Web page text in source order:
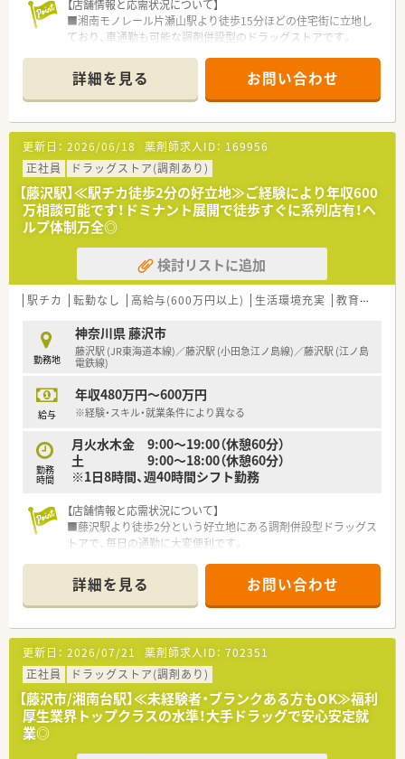
【店舗情報と応需状況について】
■湘南モノレール片瀬山駅より徒歩15分ほどの住宅街に立地し
ており、車通勤も可能な調剤併設型のドラッグストアです。
ら80枚の処方箋を応需しています。
■薬剤師は正社員3名、パート1名の計4名体制で、常時2名から3
名体制で業務にあたっています。
【法人特徴について】
■昭和31年の創業以来、湘南エリアを中心にドラッグストアと
調剤併設店を20店舗以上展開している地域密着の法人です。
■薬局を単なる薬の販売所ではなく、お客様の健康と美しさをサ
ポートする場所と位置づけて展開しています。
■各店舗のエリア特性をふまえた店舗展開をしており、駅前型か
ら住宅街立地まで多岐にわたります。
【こんな取り組みをしています】
■全薬剤師と調剤スタッフを対象に、調剤業務向上や新薬の知識
習得のための研修を毎月開催しています。
ど、実践的な教育制度が充実しています。
■お客様の健康と美しさのためのサポート役として、地域ととも
に歩むことを目指しています。
【やりがい/おすすめポイント】
■地域密着型で地元の方々に深く関わるため、患者様の健康を長
■産休・育休の取得実績や復職後の時短勤務制度があり、ライフ
ステージの変化にも柔軟に対応できます。
■転居を伴う転勤がないため、腰を据えて地域医療に貢献し、安
詳細を見る お問い合わせ
更新日： 2026/06/18 薬剤師求人ID： 169956
正社員
ドラッグストア(調剤あり)
【藤沢駅】≪駅チカ徒歩2分の好立地≫ご経験により年収600
万相談可能です！ドミナント展開で徒歩すぐに系列店有！ヘ
ルプ体制万全◎
検討リストに追加
駅チカ 転勤なし 高給与(600万円以上) 生活環境充実 教育制度あり
勤務地
神奈川県 藤沢市
藤沢駅 (JR東海道本線)／藤沢駅 (小田急江ノ島線)／藤沢駅 (江ノ島
電鉄線)
給与
年収480万円～600万円
※経験・スキル・就業条件により異なる
勤務
時間
月火水木金 9:00～19:00（休憩60分）
土 9:00～18:00（休憩60分）
※1日8時間、週40時間シフト勤務
【店舗情報と応需状況について】
■藤沢駅より徒歩2分という好立地にある調剤併設型ドラッグス
トアで、毎日の通勤に大変便利です。
り80枚から130枚の処方箋に対応しています。
■薬剤師は正社員3名、パート2名の計5名体制で、常時3名から4
名体制で運営されています。
【法人特徴について】
■創業昭和31年以来、本社のある藤沢地区を中心とした湘南エ
リアで地域密着の店舗展開をしています。
■湘南エリアを中心に、東京、横浜、熱海を含めて23店舗を展開
する歴史と実績のある法人です。
■お客様の健康と美しさのためのサポート役として地域ととも
詳細を見る お問い合わせ
更新日： 2026/07/21 薬剤師求人ID： 702351
正社員
ドラッグストア(調剤あり)
【藤沢市/湘南台駅】≪未経験者・ブランクある方もOK≫福利
厚生業界トップクラスの水準！大手ドラッグで安心安定就
業◎